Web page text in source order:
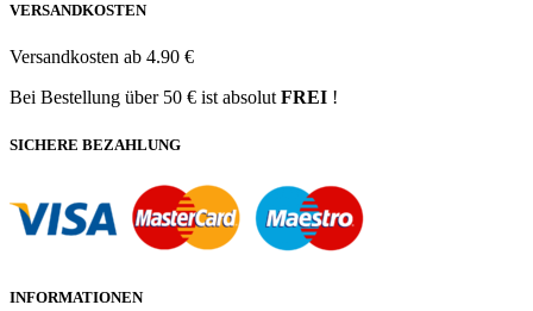
VERSANDKOSTEN
Versandkosten ab 4.90 €
Bei Bestellung über 50 € ist absolut FREI !
SICHERE BEZAHLUNG
INFORMATIONEN